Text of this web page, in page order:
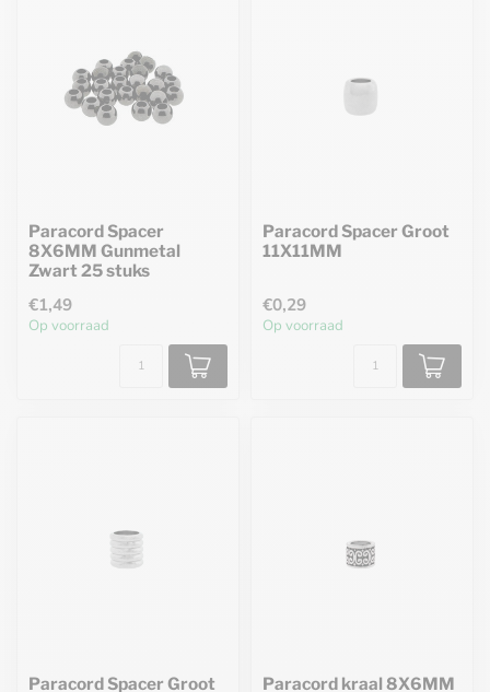
Paracord Spacer
8X6MM Gunmetal
Zwart 25 stuks
€1,49
Op voorraad
Paracord Spacer Groot
11X11MM
€0,29
Op voorraad
Paracord Spacer Groot Paracord kraal 8X6MM